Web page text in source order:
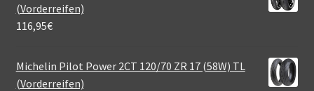
(Vorderreifen)
116,95€
Michelin Pilot Power 2CT 120/70 ZR 17 (58W) TL
(Vorderreifen)